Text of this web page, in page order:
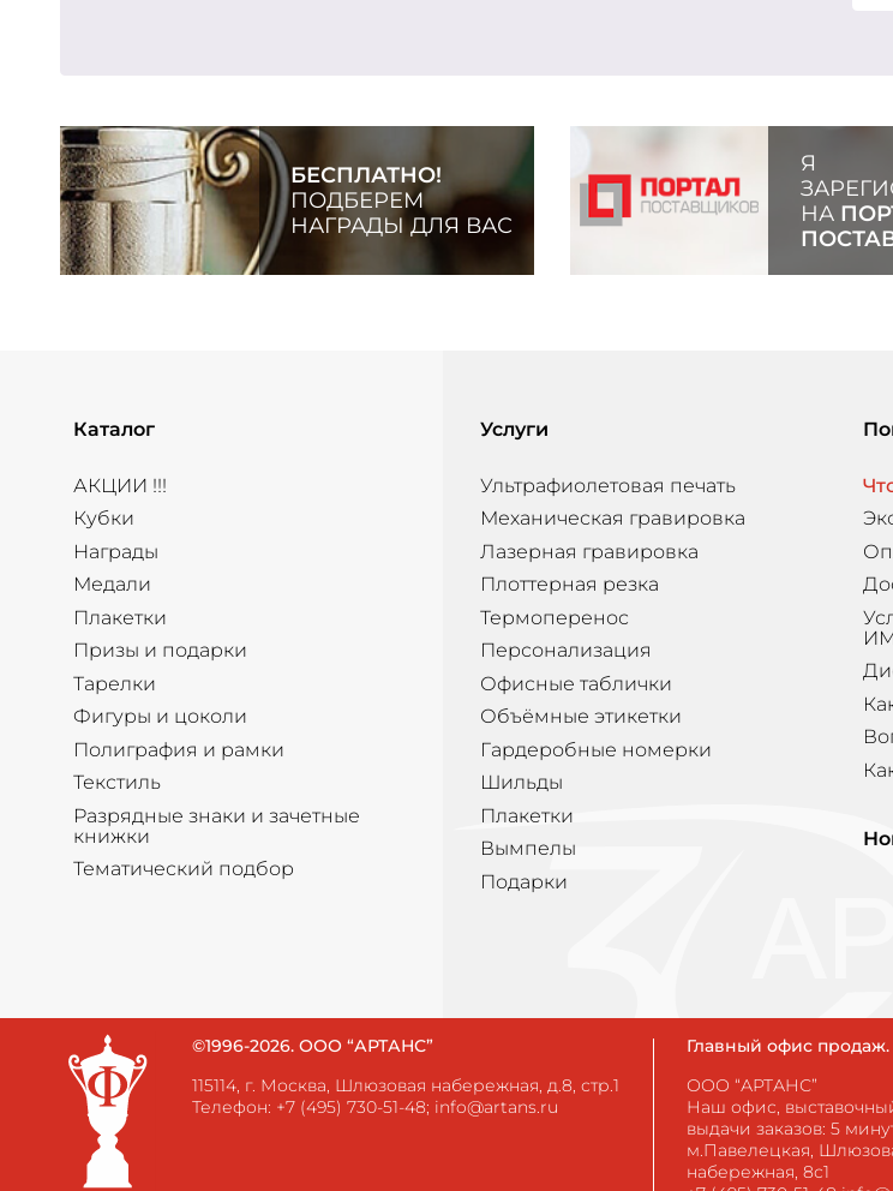
БЕСПЛАТНО!
ПОДБЕРЕМ
НАГРАДЫ ДЛЯ ВАС
Я
НА
Каталог
АКЦИИ !!!
Кубки
Награды
Медали
Плакетки
Призы и подарки
Тарелки
Фигуры и цоколи
Полиграфия и рамки
Текстиль
Разрядные знаки и зачетные
книжки
Тематический подбор
Услуги
Ультрафиолетовая печать
Механическая гравировка
Лазерная гравировка
Плоттерная резка
Термоперенос
Персонализация
Офисные таблички
Объёмные этикетки
Гардеробные номерки
Шильды
Плакетки
Вымпелы
Подарки
©1996-2026. ООО “АРТАНС”
115114, г. Москва, Шлюзовая набережная, д.8, стр.1
Телефон: +7 (495) 730-51-48; info@artans.ru
Главный офис продаж.
ООО “АРТАНС”
Наш офис,
выдачи заказов: 5
м.Павелецкая,
набережная, 8с1